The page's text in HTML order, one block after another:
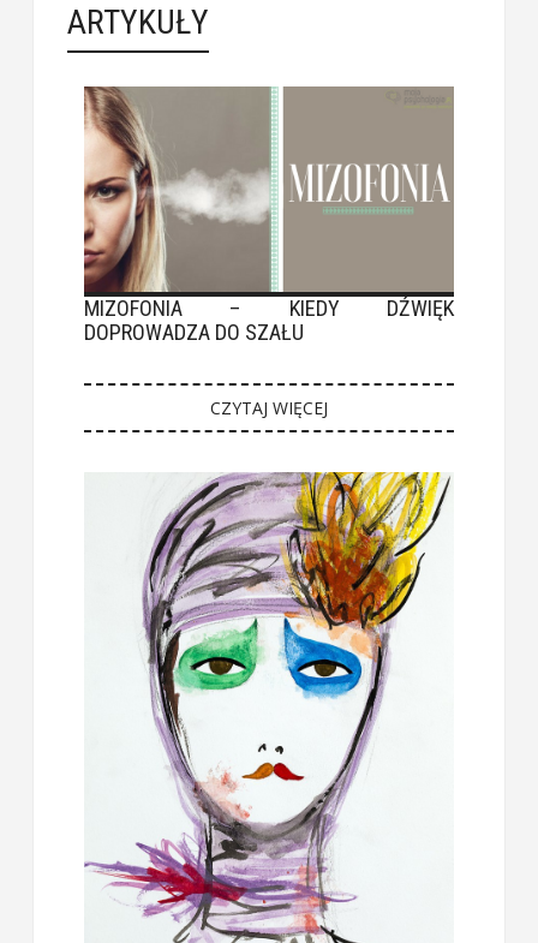
ARTYKUŁY
MIZOFONIA – KIEDY DŹWIĘK
DOPROWADZA DO SZAŁU
CZYTAJ WIĘCEJ